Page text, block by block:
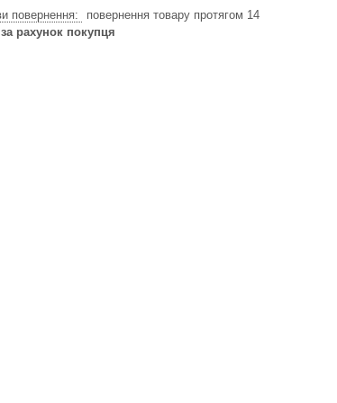
повернення товару протягом 14
за рахунок покупця